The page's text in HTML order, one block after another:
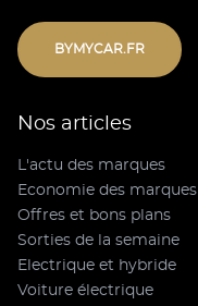
BYMYCAR.FR
Nos articles
L'actu des marques
Economie des marques
Offres et bons plans
Sorties de la semaine
Electrique et hybride
Voiture électrique